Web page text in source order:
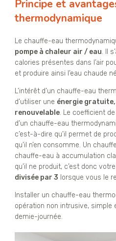
Principe et
thermodynamique
Le chauffe-eau
pompe à chaleur air / eau. Il
calories présentes dans l’air
et produire ainsi l’eau chaude
L’intérêt d’un chauffe-eau
d’utiliser une énergie
renouvelable. Le coefficient
d’un chauffe-eau
c’est-à-dire qu’il permet de
qu’il n’en consomme. Un
chauffe-eau à accumulation
qu’il ne produit, c’est donc
divisée par 3 lorsque vous le
Installer un chauffe-eau
opération non intrusive, simple
demie-journée.